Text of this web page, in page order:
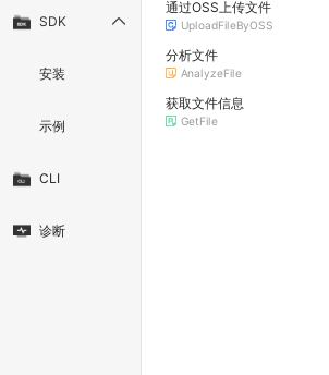
SDK
安装
示例
CLI
诊断
通过OSS上传文件
UploadFileByOSS
分析文件
AnalyzeFile
获取文件信息
GetFile